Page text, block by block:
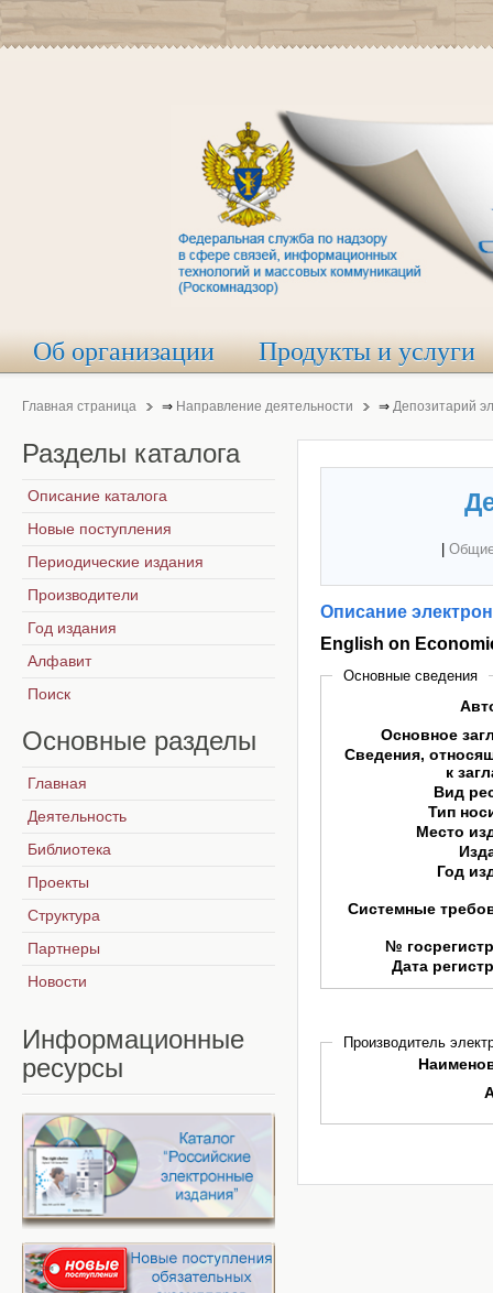
Об организации Продукты и услуги
Главная страница ⇒ Направление деятельности ⇒ Депозитарий
Описание
English on
Основные сведения
Основное
Сведения,
к
Вид
Тип
Место
Год
Системные
№
Дата
Производитель
Разделы каталога
Описание каталога
Новые поступления
Периодические издания
Производители
Год издания
Алфавит
Поиск
Основные разделы
Главная
Деятельность
Библиотека
Проекты
Структура
Партнеры
Новости
Информационные
ресурсы